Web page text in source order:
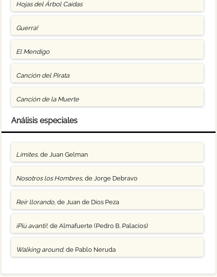
Hojas del Árbol Caídas
Guerra!
El Mendigo
Canción del Pirata
Canción de la Muerte
Análisis especiales
Límites, de Juan Gelman
Nosotros los Hombres, de Jorge Debravo
Reír llorando, de Juan de Dios Peza
¡Più avanti!, de Almafuerte (Pedro B. Palacios)
Walking around, de Pablo Neruda